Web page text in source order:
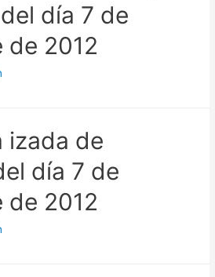
día 7 de
de 2012
izada de
día 7 de
de 2012